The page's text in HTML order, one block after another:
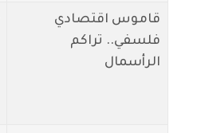
قاموس اقتصادي
فلسفي.. تراكم
الرأسمال